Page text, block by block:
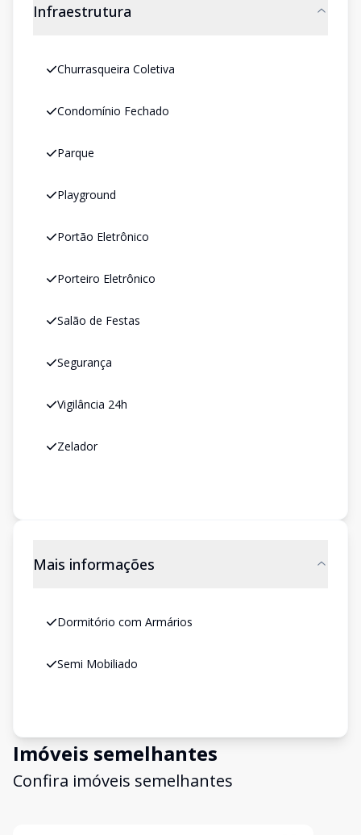
Infraestrutura
Churrasqueira Coletiva
Condomínio Fechado
Parque
Playground
Portão Eletrônico
Porteiro Eletrônico
Salão de Festas
Segurança
Vigilância 24h
Zelador
Mais informações
Dormitório com Armários
Semi Mobiliado
Imóveis semelhantes
Confira imóveis semelhantes